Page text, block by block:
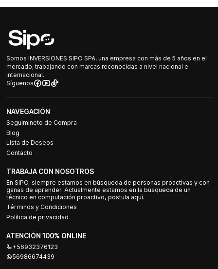
Somos INVERSIONES SIPO SPA, una empresa con más de 5 años en el
mercado, trabajando con marcas reconocidas a nivel nacional e
internacional.
Síguenos
NAVEGACIÓN
Seguimineto de Compra
Blog
Lista de Deseos
Contacto
TRABAJA CON NOSOTROS
En SIPO, siempre estamos en búsqueda de personas proactivas y con
ganas de aprender. Actualmente estamos en la búsqueda de un
técnico en computación proactivo, postula aquí.
Términos y Condiciones
Política de privacidad
ATENCIÓN 100% ONLINE
+56932376123
56986674439